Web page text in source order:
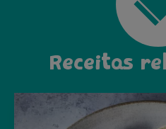
Receitas